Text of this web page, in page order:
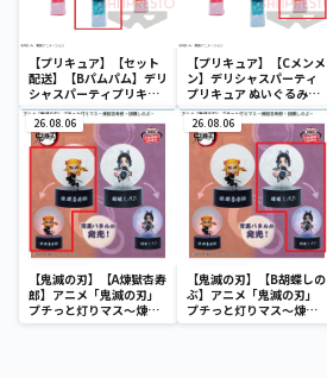
【プリキュア】【セット
配送】【Bパムパム】デリ
シャスパーティプリキュ
ア ぬいぐるみリストバン
ド
【プリキュア】【Cメンメ
ン】デリシャスパーティ
プリキュア ぬいぐるみリ
ストバンド
26.08.06
【鬼滅の刃】【A煉獄杏寿
郎】アニメ「鬼滅の刃」
プチっと灯りマス～煉獄
杏寿郎・胡蝶しのぶ～
26.08.06
【鬼滅の刃】【B胡蝶しの
ぶ】アニメ「鬼滅の刃」
プチっと灯りマス～煉獄
杏寿郎・胡蝶しのぶ～